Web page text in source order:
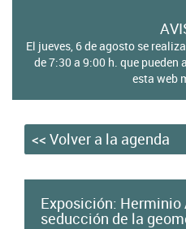
en
home
de
cultura
El jueves, 6 de agosto se
de 7:30 a 9:00 h. que
esta web
<< Volver a la agenda
Exposición: Herminio
seducción de la